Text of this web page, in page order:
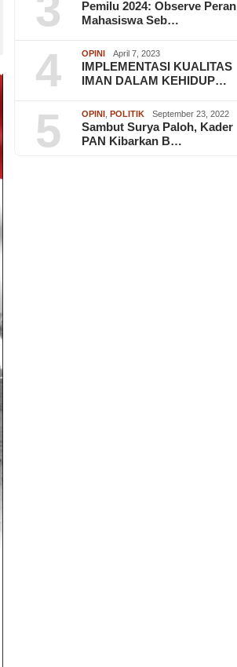
Pemilu 2024: Observe Peran
Mahasiswa Seb…
4 OPINI April 7, 2023
IMPLEMENTASI KUALITAS
IMAN DALAM KEHIDUP…
5 OPINI , POLITIK September 23, 2022
Sambut Surya Paloh, Kader
PAN Kibarkan B…